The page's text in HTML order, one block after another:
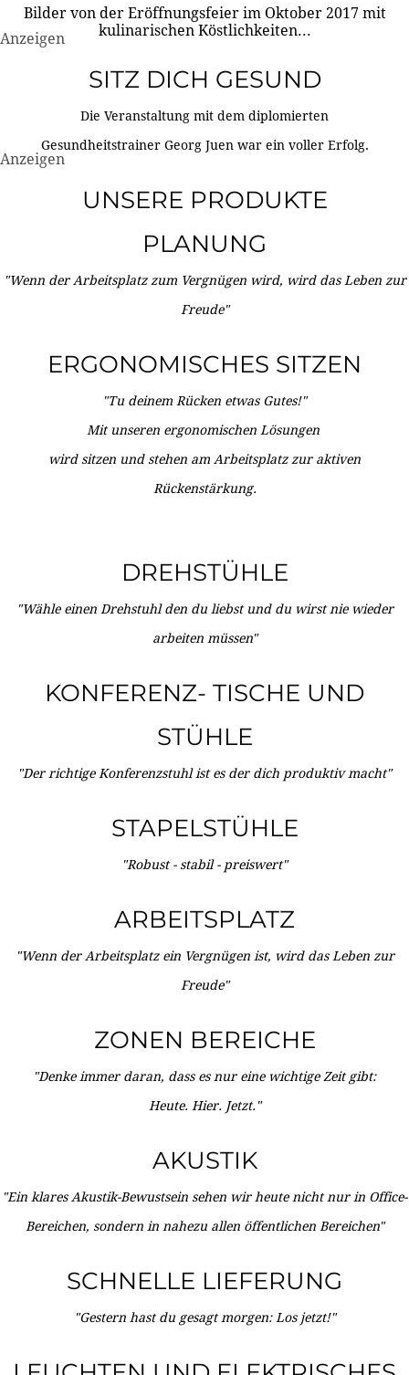
Bilder von der Eröffnungsfeier im Oktober 2017 mit
kulinarischen Köstlichkeiten...
Anzeigen
SITZ DICH GESUND
Die Veranstaltung mit dem diplomierten
Gesundheitstrainer Georg Juen war ein voller Erfolg.
Anzeigen
UNSERE PRODUKTE
PLANUNG
"Wenn der Arbeitsplatz zum Vergnügen wird, wird das Leben zur
Freude"
ERGONOMISCHES SITZEN
"Tu deinem Rücken etwas Gutes!"
Mit unseren ergonomischen Lösungen
wird sitzen und stehen am Arbeitsplatz zur aktiven
Rückenstärkung.
DREHSTÜHLE
"Wähle einen Drehstuhl den du liebst und du wirst nie wieder
arbeiten müssen"
KONFERENZ- TISCHE UND
STÜHLE
"Der richtige Konferenzstuhl ist es der dich produktiv macht"
STAPELSTÜHLE
"Robust - stabil - preiswert"
ARBEITSPLATZ
"Wenn der Arbeitsplatz ein Vergnügen ist, wird das Leben zur
Freude"
ZONEN BEREICHE
"Denke immer daran, dass es nur eine wichtige Zeit gibt:
Heute. Hier. Jetzt."
AKUSTIK
"Ein klares Akustik-Bewustsein sehen wir heute nicht nur in Office-
Bereichen, sondern in nahezu allen öffentlichen Bereichen"
SCHNELLE LIEFERUNG
"Gestern hast du gesagt morgen: Los jetzt!"